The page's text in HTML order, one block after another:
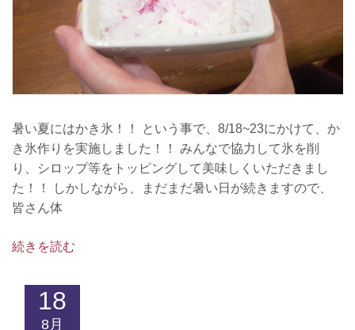
暑い夏にはかき氷！！ という事で、8/18~23にかけて、か
き氷作りを実施しました！！ みんなで協力して氷を削
り、シロップ等をトッピングして美味しくいただきまし
た！！ しかしながら、まだまだ暑い日が続きますので、
皆さん体
続きを読む
18
8月